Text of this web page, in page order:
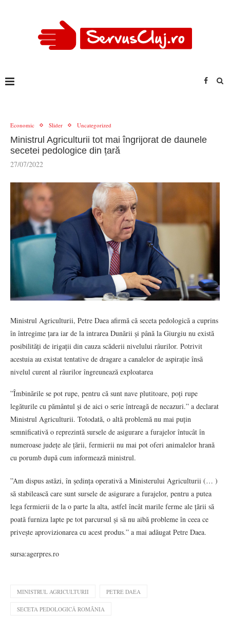
Economic Slider Uncategorized
Ministrul Agriculturii tot mai îngrijorat de daunele
secetei pedologice din țară
27/07/2022
Ministrul Agriculturii, Petre Daea afirmă că seceta pedologică a cuprins
în întregime țara iar de la intrarea Dunării și până la Giurgiu nu există
posibilități de irigații din cauza scăderii nivelului râurilor. Potrivit
acestuia au existat tentative de dragare a canalelor de aspirație însă
nivelul curent al râurilor îngreunează exploatarea
”Îmbinările se pot rupe, pentru că sunt nave plutitoare, poți rupe
legăturile cu pământul și de aici o serie întreagă de necazuri.” a declarat
Ministrul Agriculturii. Totodată, o altă problemă nu mai puțin
semnificativă o reprezintă sursele de asigurare a furajelor întucât în
numeroase județe ale țării, fermierii nu mai pot oferi animalelor hrană
cu porumb după cum informează ministrul.
”Am dispus astăzi, în ședința operativă a Ministerului Agriculturii (… )
să stabilească care sunt sursele de asigurare a furajelor, pentru a putea
lega fermierii de la o parte la alta, astfel încât marile ferme ale țării să
poată furniza lapte pe tot parcursul și să nu aibă probleme în ceea ce
privește aprovizionarea cu acest produs.” a mai adăugat Petre Daea.
sursa:agerpres.ro
MINISTRUL AGRICULTURII PETRE DAEA
SECETA PEDOLOGICĂ ROMÂNIA